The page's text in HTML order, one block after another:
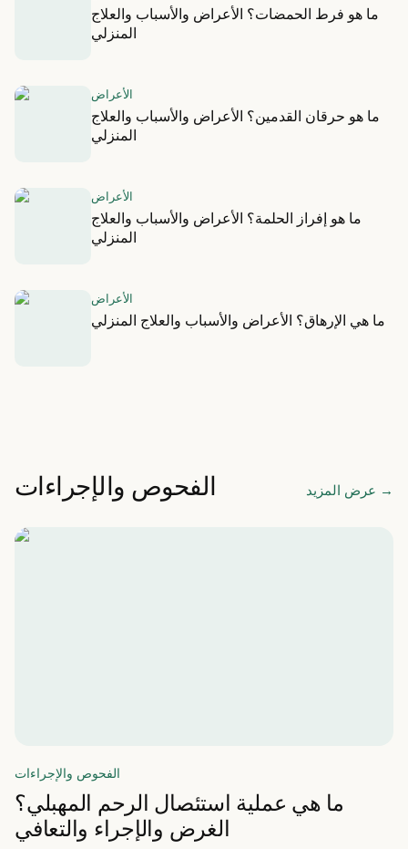
ما هو فرط الحمضات؟ الأعراض والأسباب والعلاج
المنزلي
الأعراض
ما هو حرقان القدمين؟ الأعراض والأسباب والعلاج
المنزلي
الأعراض
ما هو إفراز الحلمة؟ الأعراض والأسباب والعلاج
المنزلي
الأعراض
ما هي الإرهاق؟ الأعراض والأسباب والعلاج المنزلي
الفحوص والإجراءات عرض المزيد →
الفحوص والإجراءات
ما هي عملية استئصال الرحم المهبلي؟
الغرض والإجراء والتعافي